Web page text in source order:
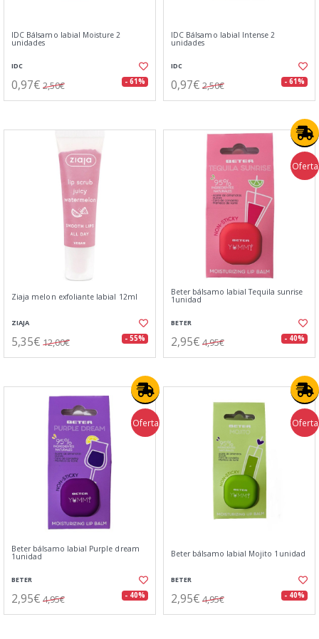
IDC Bálsamo labial Moisture 2
unidades
IDC
0,97€ 2,50€ - 61%
IDC Bálsamo labial Intense 2
unidades
IDC
0,97€ 2,50€ - 61%
Ziaja melon exfoliante labial 12ml
ZIAJA
5,35€ 12,00€ - 55%
Oferta
Beter bálsamo labial Tequila sunrise
1unidad
BETER
2,95€ 4,95€ - 40%
Oferta
Beter bálsamo labial Purple dream
1unidad
BETER
2,95€ 4,95€ - 40%
Oferta
Beter bálsamo labial Mojito 1unidad
BETER
2,95€ 4,95€ - 40%